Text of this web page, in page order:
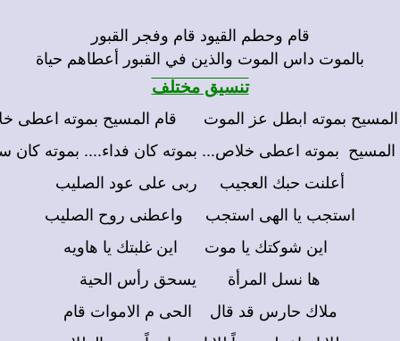
قام وحطم القيود قام وفجر القبور
بالموت داس الموت والذين في القبور أعطاهم حياة
تنسيق مختلف
المسيح بموته ابطل عز الموت قام المسيح بموته اعطى
المسيح بموته اعطى خلاص... بموته كان فداء.... بموته كان
أعلنت حبك العجيب ربى على عود الصليب
استجب يا الهى استجب واعطنى روح الصليب
اين شوكتك يا موت اين غلبتك يا هاويه
ها نسل المرأة يسحق رأس الحية
ملاك حارس قد قال الحى م الاموات قام